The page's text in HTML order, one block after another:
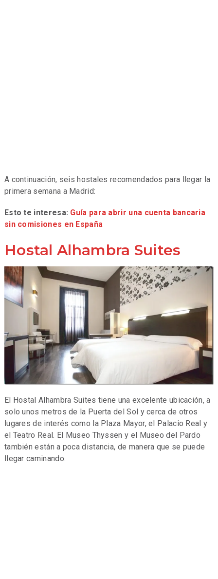
A continuación, seis hostales recomendados para llegar la
primera semana a Madrid:
Esto te interesa: Guía para abrir una cuenta bancaria
sin comisiones en España
Hostal Alhambra Suites
El Hostal Alhambra Suites tiene una excelente ubicación, a
solo unos metros de la Puerta del Sol y cerca de otros
lugares de interés como la Plaza Mayor, el Palacio Real y
el Teatro Real. El Museo Thyssen y el Museo del Pardo
también están a poca distancia, de manera que se puede
llegar caminando.